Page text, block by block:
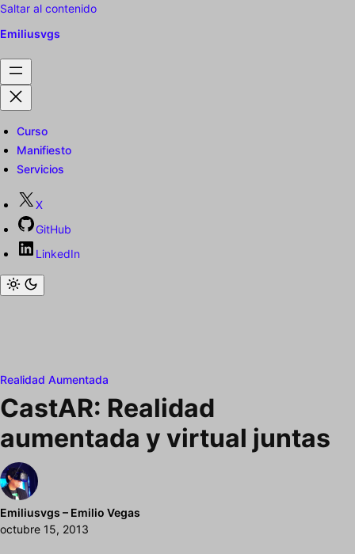
Saltar al contenido
Emiliusvgs
Curso
Manifiesto
Servicios
X
GitHub
LinkedIn
Realidad Aumentada
CastAR: Realidad
aumentada y virtual juntas
Emiliusvgs – Emilio Vegas
octubre 15, 2013